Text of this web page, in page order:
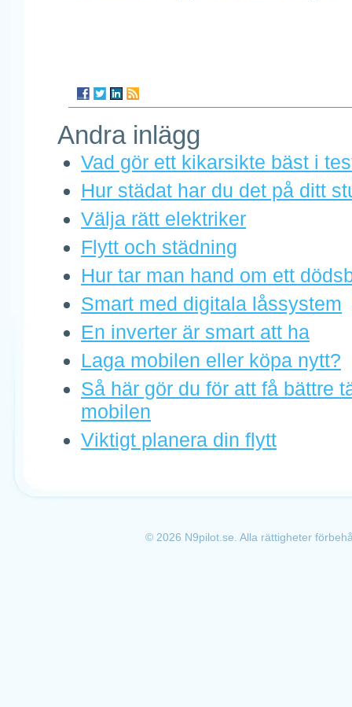
Andra inlägg
Vad gör ett kikarsikte bäst i
Hur städat har du det på ditt
Välja rätt elektriker
Flytt och städning
Hur tar man hand om ett
Smart med digitala låssystem
En inverter är smart att ha
Laga mobilen eller köpa nytt?
Så här gör du för att få bättre
mobilen
Viktigt planera din flytt
© 2026 N9pilot.se. Alla rättigheter